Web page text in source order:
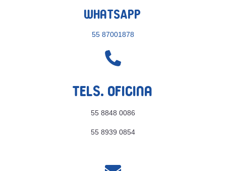
WhatsApp
55 87001878

Tels. Oficina
55 8848 0086
55 8939 0854